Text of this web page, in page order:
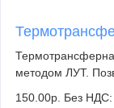
методом ЛУТ.
150.00р. Без НДС: